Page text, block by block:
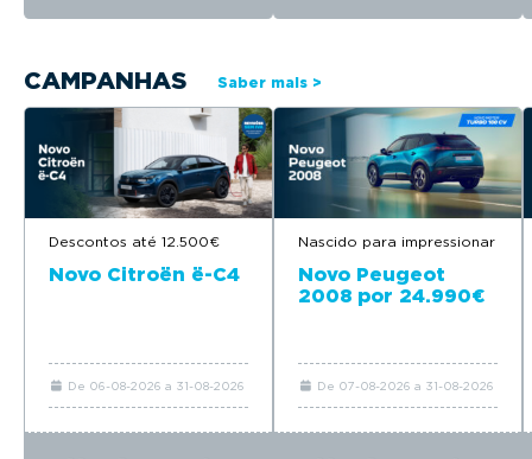
CAMPANHAS Saber mais >
Descontos até 12.500€
Novo Citroën ë-C4
De 06-08-2026 a 31-08-2026
Nascido para impressionar
Novo Peugeot
2008 por 24.990€
De 07-08-2026 a 31-08-2026